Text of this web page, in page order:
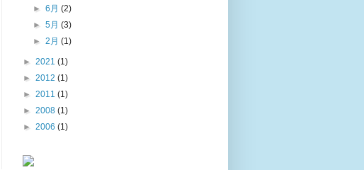
►6月(2)
►5月(3)
►2月(1)
► 2021 (1)
► 2012 (1)
► 2011 (1)
► 2008 (1)
► 2006 (1)